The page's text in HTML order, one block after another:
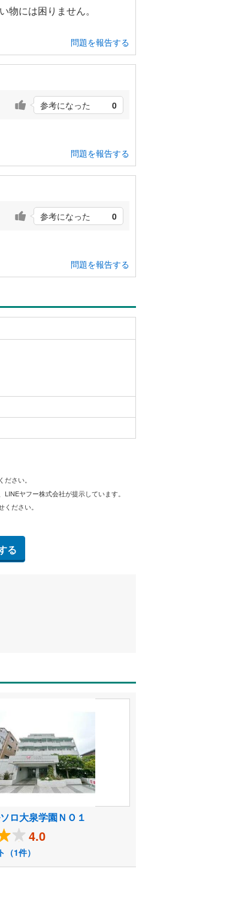
には困りません。
問題を報告する
参考になった 0
問題を報告する
参考になった 0
問題を報告する
さい。
ヤフー株式会社が提示しています。
ださい。
る
ロ大泉学園ＮＯ１
4.0
（1件）